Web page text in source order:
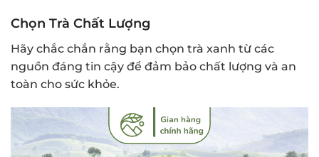
Chọn Trà Chất Lượng
Hãy chắc chắn rằng bạn chọn trà xanh từ các
nguồn đáng tin cậy để đảm bảo chất lượng và an
toàn cho sức khỏe.